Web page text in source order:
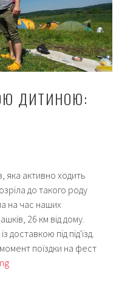
воно
ДИТИНОЮ:
яка активно ходить
до такого роду
на час наших
26 км від дому.
доставкою під під'їзд.
поїздки на фест
Фестиваль